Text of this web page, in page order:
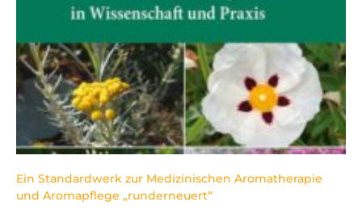
Ein Standardwerk zur Medizinischen Aromatherapie
und Aromapflege „runderneuert“